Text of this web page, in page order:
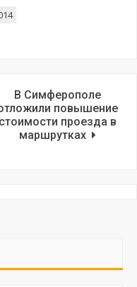
В Симферополе
повышение
стоимости проезда в
маршрутках